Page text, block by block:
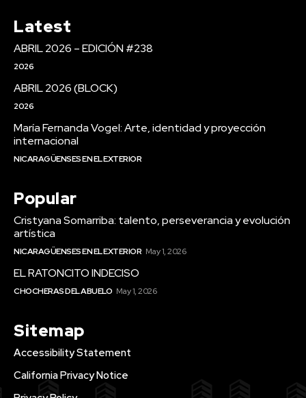
Latest
ABRIL 2026 – EDICIÓN #238
2026
ABRIL 2026 (BLOCK)
2026
María Fernanda Vogel: Arte, identidad y proyección
internacional
NICARAGÜENSES EN EL EXTERIOR
Popular
Cristyana Somarriba: talento, perseverancia y evolución
artística
NICARAGÜENSES EN EL EXTERIOR May 1, 2026
EL RATONCITO INDECISO
CHOCHERAS DEL ABUELO May 1, 2026
Sitemap
Accessibility Statement
California Privacy Notice